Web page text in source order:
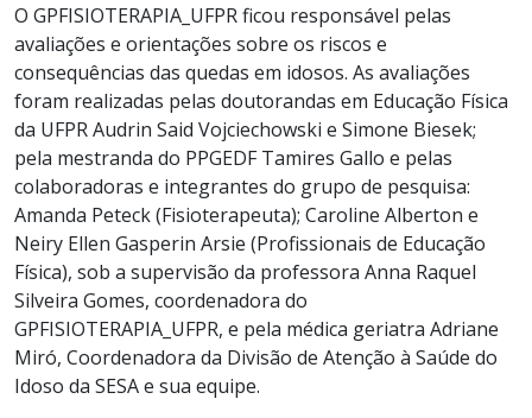
O GPFISIOTERAPIA_UFPR ficou responsável pelas
avaliações e orientações sobre os riscos e
consequências das quedas em idosos. As avaliações
foram realizadas pelas doutorandas em Educação Física
da UFPR Audrin Said Vojciechowski e Simone Biesek;
pela mestranda do PPGEDF Tamires Gallo e pelas
colaboradoras e integrantes do grupo de pesquisa:
Amanda Peteck (Fisioterapeuta); Caroline Alberton e
Neiry Ellen Gasperin Arsie (Profissionais de Educação
Física), sob a supervisão da professora Anna Raquel
Silveira Gomes, coordenadora do
GPFISIOTERAPIA_UFPR, e pela médica geriatra Adriane
Miró, Coordenadora da Divisão de Atenção à Saúde do
Idoso da SESA e sua equipe.